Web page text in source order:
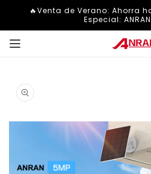
directamente
🔥Venta de Verano: Ahorra
Especial:
a la
información